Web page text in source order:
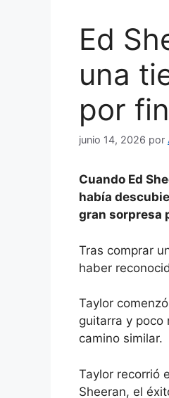
Ed
una
por
junio 14, 2026 por
Cuando Ed
había
gran sorpresa
Tras comprar
haber
Taylor
guitarra y poco
camino similar.
Taylor recorrió
Sheeran, el